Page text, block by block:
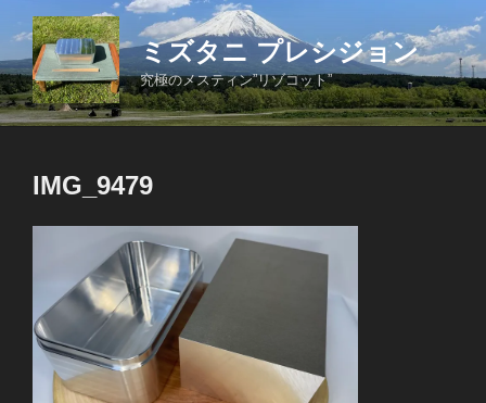
ン
テ
ン
ツ
ミズタニ プレシジョン
究極のメスティン”リゾコット”
IMG_9479